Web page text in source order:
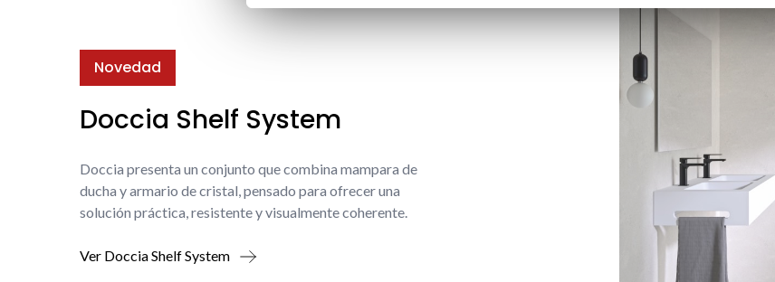
Novedad
Doccia Shelf System
Doccia presenta un conjunto que combina mampara de
ducha y armario de cristal, pensado para ofrecer una
solución práctica, resistente y visualmente coherente.
Ver Doccia Shelf System